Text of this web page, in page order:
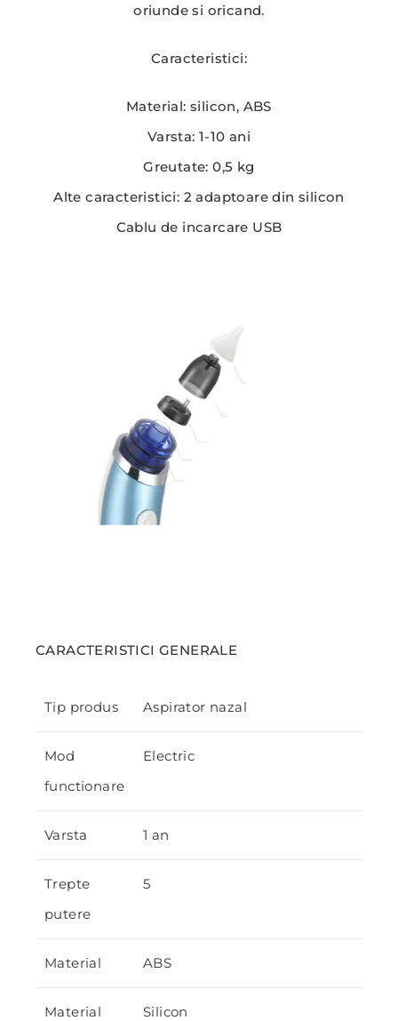
oriunde si oricand.
Caracteristici:
Material: silicon, ABS
Varsta: 1-10 ani
Greutate: 0,5 kg
Alte caracteristici: 2 adaptoare din silicon
Cablu de incarcare USB
CARACTERISTICI GENERALE
Tip produs Aspirator nazal
Mod
functionare
Electric
Varsta 1 an
Trepte
putere
5
Material ABS
Material
Silicon